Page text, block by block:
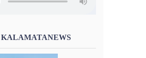
KALAMATANEWS